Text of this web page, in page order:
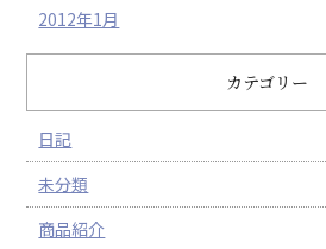
2012年1月
カテゴリー
日記
未分類
商品紹介